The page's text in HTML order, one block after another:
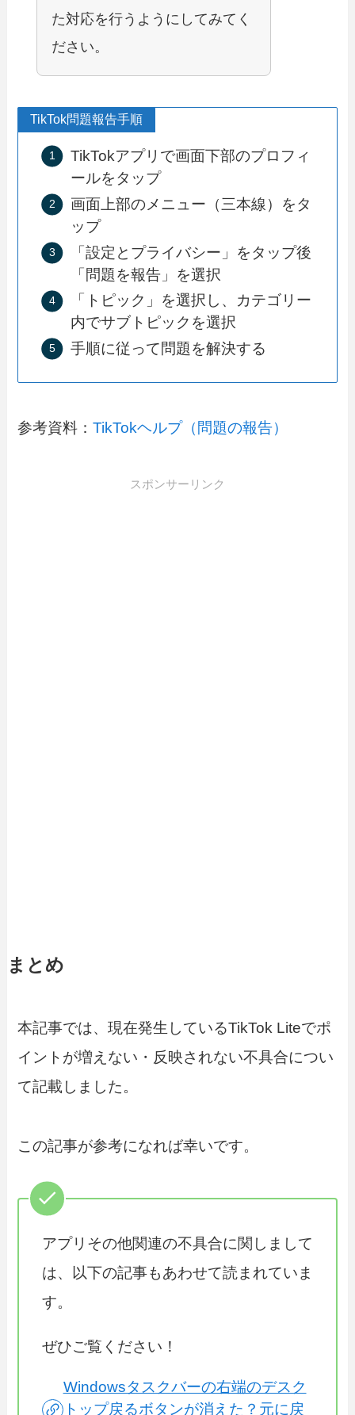
た対応を行うようにしてみてく
ださい。
TikTok問題報告手順
TikTokアプリで画面下部のプロフィ
ールをタップ
画面上部のメニュー（三本線）をタ
ップ
「設定とプライバシー」をタップ後
「問題を報告」を選択
「トピック」を選択し、カテゴリー
内でサブトピックを選択
手順に従って問題を解決する
参考資料：TikTokヘルプ（問題の報告）
スポンサーリンク
まとめ
本記事では、現在発生しているTikTok Liteでポ
イントが増えない・反映されない不具合につい
て記載しました。
この記事が参考になれば幸いです。
アプリその他関連の不具合に関しまして
は、以下の記事もあわせて読まれていま
す。
ぜひご覧ください！
Windowsタスクバーの右端のデスク
トップ戻るボタンが消えた？元に戻